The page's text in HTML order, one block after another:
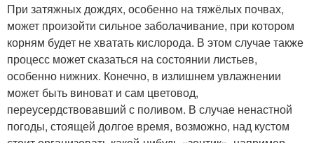
При затяжных дождях, особенно на тяжёлых почвах,
может произойти сильное заболачивание, при котором
корням будет не хватать кислорода. В этом случае также
процесс может сказаться на состоянии листьев,
особенно нижних. Конечно, в излишнем увлажнении
может быть виноват и сам цветовод,
переусердствовавший с поливом. В случае ненастной
погоды, стоящей долгое время, возможно, над кустом